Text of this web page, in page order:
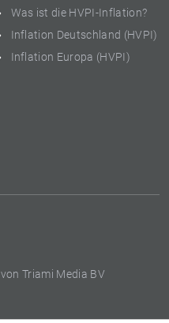
Triami Media BV
Was ist die HVPI-Inflation?
Inflation Deutschland (HVPI)
Inflation Europa (HVPI)